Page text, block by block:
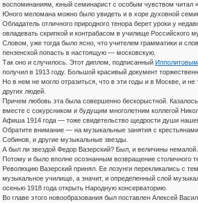
воспоминаниям, юный семинарист с особым чувством читал
Юного меломана можно было увидеть и в хоре духовной
Обладатель отличного природного тенора берет уроки у
овладевать скрипкой и контрабасом в училище Российского
Словом, уже тогда было ясно, что учителем грамматики и
пензенской попасть в настоящую — московскую.
Так оно и случилось. Этот диплом, подписанный
получил в 1913 году. Большой красивый документ
Но в нем не могло отразиться, что в эти годы и в Москве, и
других людей.
Причем любовь эта была совершенно бескорыстной.
вместе с сокурсником и будущим многолетним коллегой
Афиша 1914 года — тоже свидетельство щедрости души
Обратите внимание — на музыкальные занятия с
Собинов, и другие музыкальные звезды.
А был ли звездой Федор Вазерский? Был, и величины
Потому и было вполне осознанным возвращение столичного
Революцию Вазерский принял. Ее лозунги перекликались с
музыкальное училище, а значит, и определенный слой
осенью 1918 года открыть Народную консерваторию.
Во главе этого новообразования был поставлен Алексей